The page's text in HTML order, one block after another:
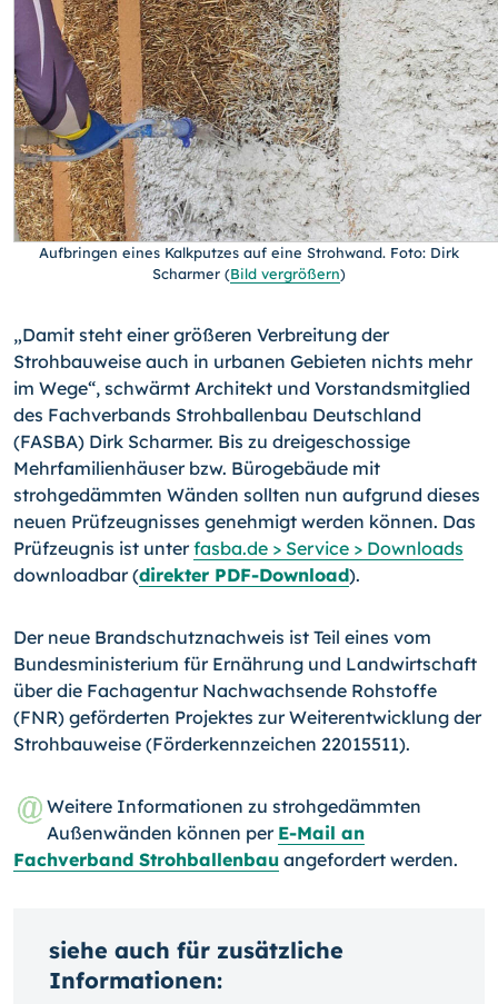
Aufbringen eines Kalkputzes auf eine Strohwand. Foto: Dirk
Scharmer (Bild vergrößern)
„Damit steht einer größeren Verbreitung der
Strohbauweise auch in urbanen Gebieten nichts mehr
im Wege“, schwärmt Architekt und Vorstandsmitglied
des Fachverbands Strohballenbau Deutschland
(FASBA) Dirk Scharmer. Bis zu dreigeschossige
Mehrfami­lienhäuser bzw. Bürogebäude mit
strohgedämmten Wänden sollten nun aufgrund die­ses
neuen Prüfzeugnisses genehmigt werden können. Das
Prüfzeugnis ist unterfas­ba.de > Service > Downloads
downloadbar (direkter PDF-Download).
Der neue Brandschutznachweis ist Teil eines vom
Bundesministerium für Ernährung und Landwirtschaft
über die Fachagentur Nachwachsende Rohstoffe
(FNR) geför­derten Projektes zur Weiterentwicklung der
Strohbauweise (Förderkennzeichen 22015511).
Weitere Informationen zu strohgedämmten
Außenwänden können per E-Mail an
Fachverband Strohballenbau angefordert werden.
siehe auch für zusätzliche
Informationen: